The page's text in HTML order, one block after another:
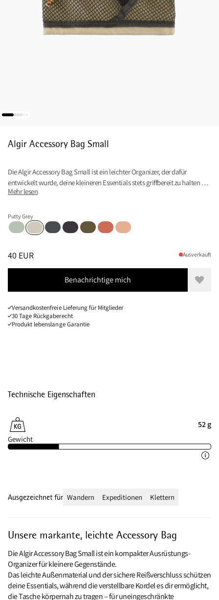
Algir Accessory Bag Small
Die Algir Accessory Bag Small ist ein leichter Organizer, der dafür
entwickelt wurde, deine kleineren Essentials stets griffbereit zu halten –
egal, ob du sie quer über den Körper trägst oder an deinem Rucksack
Mehr lesen
Putty Grey
Sea FoamPutty Grey
Dark TealRavenOliveCloud Berry
Salmon
PREIS:40 EUR, REDUZIERT VON 40 EUR
40 EUR Ausverkauft
Benachrichtige mich Zur
Versandkostenfreie Lieferung für Mitglieder
30 Tage Rückgaberecht
Produkt lebenslange Garantie
Technische Eigenschaften
52 g
Gewicht
Unsere markante, leichte Accessory Bag
Die Algir Accessory Bag Small ist ein kompakter Ausrüstungs-
Organizer für kleinere Gegenstände.
Das leichte Außenmaterial und der sichere Reißverschluss schützen
deine Essentials, während die verstellbare Kordel es dir ermöglicht,
die Tasche körpernah zu tragen – für uneingeschränkte
Ausgezeichnet für Wandern Expeditionen Klettern